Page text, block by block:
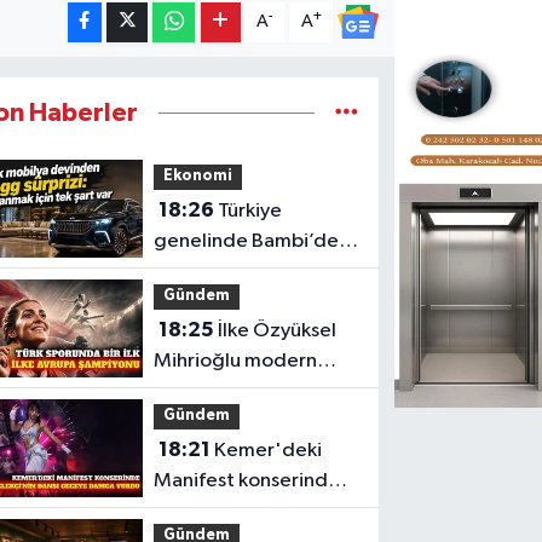
A- A+
Haberler
Ekonomi
18:26
genelinde Bambi’den
41 Togg T10X çekilişi
Gündem
18:25
Mihrioğlu modern
pentatlonda Avrupa
şampiyonu
Gündem
18:21
Manifest konserinde
Yelekçi'nin dansı öne
Gündem